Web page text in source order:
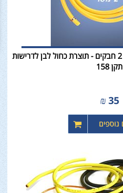
קיט 2 מטר צינור גומי לגז + 2 חבקים - תוצרת כחול לבן לדרישות
תקן 158
35
₪